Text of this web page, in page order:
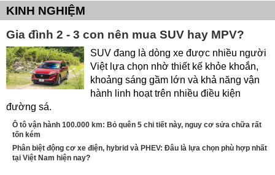
KINH NGHIỆM
Gia đình 2 - 3 con nên mua SUV hay MPV?
SUV đang là dòng xe được nhiều người
Việt lựa chọn nhờ thiết kế khỏe khoắn,
khoảng sáng gầm lớn và khả năng vận
hành linh hoạt trên nhiều điều kiện
đường sá.
Ô tô vận hành 100.000 km: Bỏ quên 5 chi tiết này, nguy cơ sửa chữa rất
tốn kém
Phân biệt động cơ xe điện, hybrid và PHEV: Đâu là lựa chọn phù hợp nhất
tại Việt Nam hiện nay?